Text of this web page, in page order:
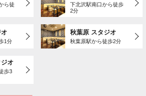
ら徒
下北沢駅南口から徒歩
2分
1分
秋葉原 スタジオ
秋葉原駅から徒歩2分
オ
歩3